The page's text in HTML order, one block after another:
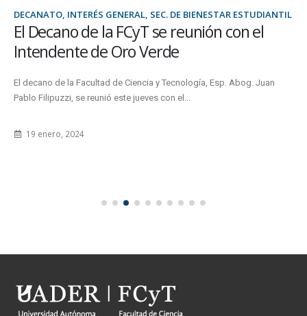
DECANATO, INTERÉS GENERAL, SEC. DE BIENESTAR ESTUDIANTIL
El Decano de la FCyT se reunión con el
Intendente de Oro Verde
El decano de la Facultad de Ciencia y Tecnología, Esp. Abog. Juan
Pablo Filipuzzi, se reunió este jueves con el...
19 enero, 2024